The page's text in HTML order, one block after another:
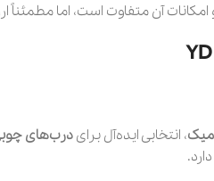
آن متفاوت است، اما مطمئناً
، انتخابی ایده‌آل برایدرب‌های